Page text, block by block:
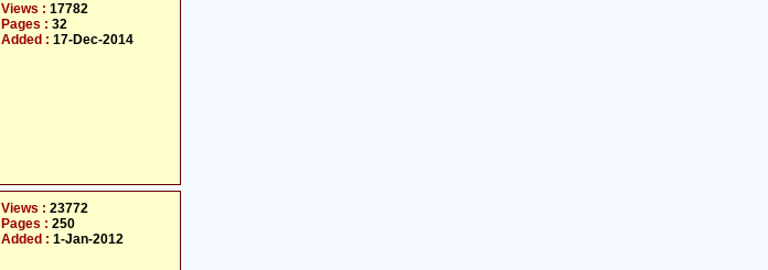
Views : 17782
Pages : 32
Added : 17-Dec-2014
Views : 23772
Pages : 250
Added : 1-Jan-2012